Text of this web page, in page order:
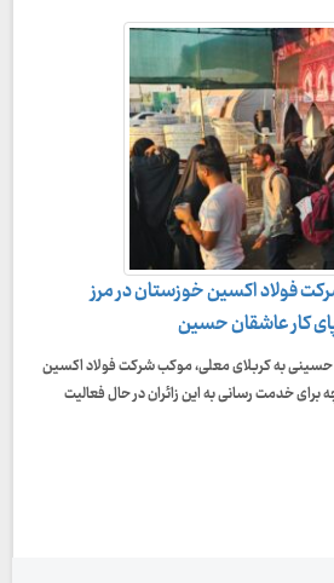
فولاد اکسین خوزستان در مرز
کار عاشقان حسین
حسینی به کربلای معلی، موکب شرکت فولاد اکسین
برای خدمت رسانی به این زائران در حال فعالیت